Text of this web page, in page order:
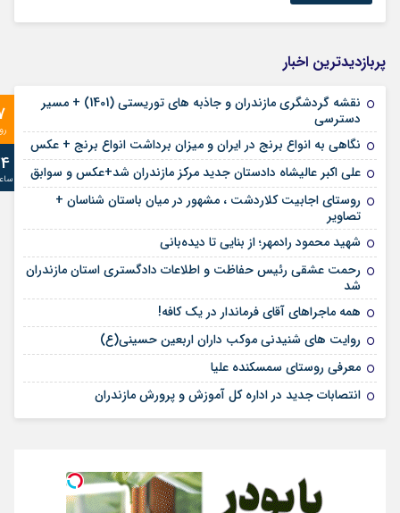
پربازدیدترین اخبار
نقشه گردشگری مازندران و جاذبه های توریستی (1401) + مسیر
دسترسی
نگاهی به انواع برنج در ایران و میزان برداشت انواع برنج + عکس
علی‌ اکبر عالیشاه دادستان جدید مرکز مازندران شد+عکس و سوابق
روستای اجابیت کلاردشت ، مشهور در میان باستان شناسان +
تصاویر
شهید محمود رادمهر؛ از بنایی تا دیده‌بانی
رحمت عشقی رئیس حفاظت و اطلاعات دادگستری استان مازندران
شد
همه ماجراهای آقای فرماندار در یک کافه!
روایت های شنیدنی موکب داران اربعین حسینی(ع)
معرفی روستای سمسکنده علیا
انتصابات جدید در اداره کل آموزش و پرورش مازندران